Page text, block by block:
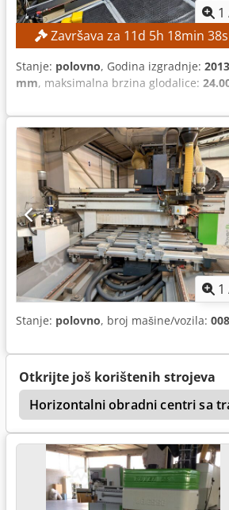
1
Završava za 11d 5h 18min 37s
Stanje: polovno, Godina izgradnje: 2013
mm, maksimalna brzina glodalice:
1
Stanje: polovno, broj mašine/vozila:
Otkrijte još korištenih strojeva
Horizontalni obradni centri sa